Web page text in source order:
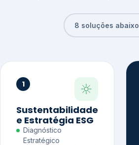
8 soluções abaixo
1
Sustentabilidade
e Estratégia ESG
Diagnóstico
Estratégico